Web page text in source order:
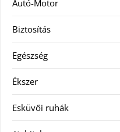
Autó-Motor
Biztosítás
Egészség
Ékszer
Esküvői ruhák